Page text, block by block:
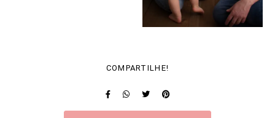
COMPARTILHE!